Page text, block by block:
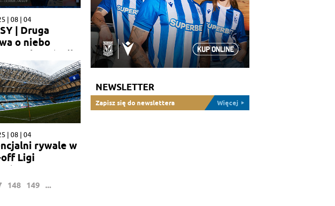
| 08 | 04
| Druga
o niebo
Lech - Górnik
| 08 | 04
rywale w
Ligi
148 149 ...
NEWSLETTER
Zapisz się do newslettera Więcej